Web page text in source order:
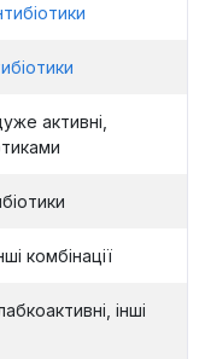
активні,
комбінації
інші